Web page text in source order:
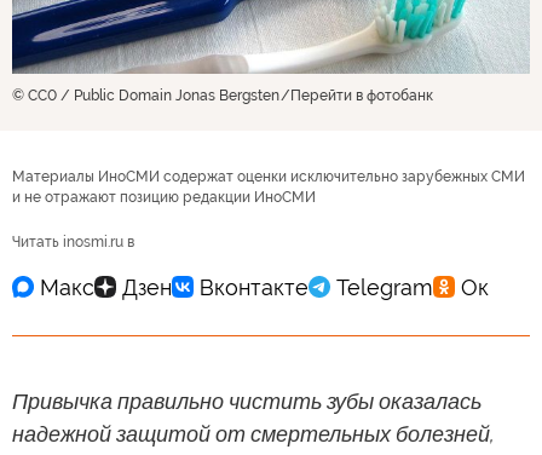
© CC0 / Public Domain Jonas Bergsten Перейти в фотобанк
Материалы ИноСМИ содержат оценки исключительно зарубежных СМИ
и не отражают позицию редакции ИноСМИ
Читать inosmi.ru в
Привычка правильно чистить зубы оказалась
надежной защитой от смертельных болезней,